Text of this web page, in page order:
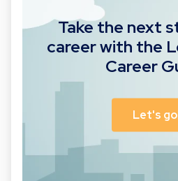
Take the next
career with the
Career
Let's